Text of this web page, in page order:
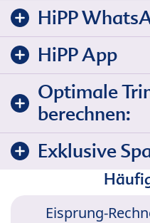
HiPP
HiPP App
Optimale
berechnen:
Exklusive
Eisprung-